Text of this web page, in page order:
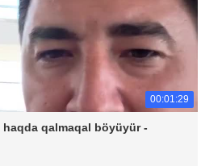
00:01:29
haqda qalmaqal böyüyür -